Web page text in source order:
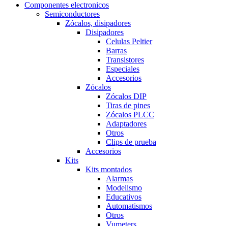
Componentes electronicos
Semiconductores
Zócalos, disipadores
Disipadores
Celulas Peltier
Barras
Transistores
Especiales
Accesorios
Zócalos
Zócalos DIP
Tiras de pines
Zócalos PLCC
Adaptadores
Otros
Clips de prueba
Accesorios
Kits
Kits montados
Alarmas
Modelismo
Educativos
Automatismos
Otros